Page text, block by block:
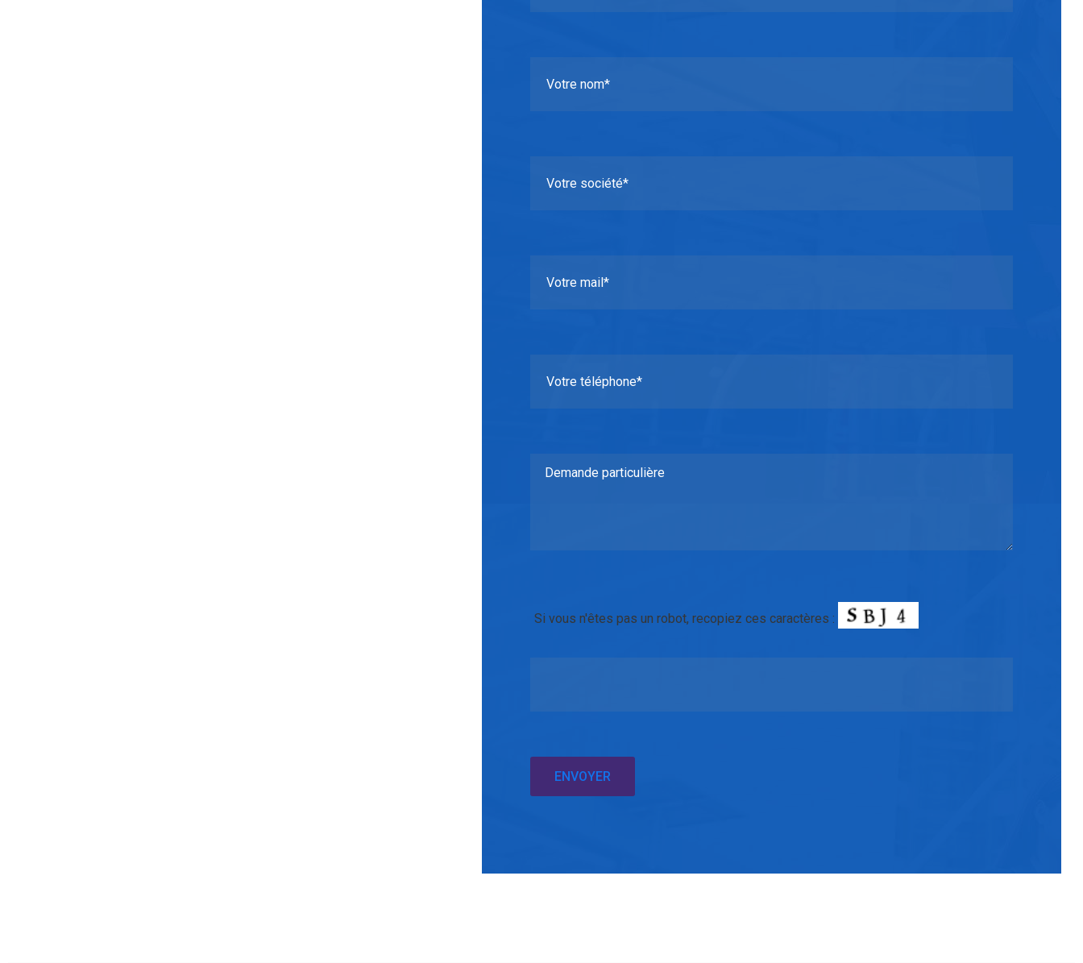
Si vous n'êtes pas un robot, recopiez ces caractères :